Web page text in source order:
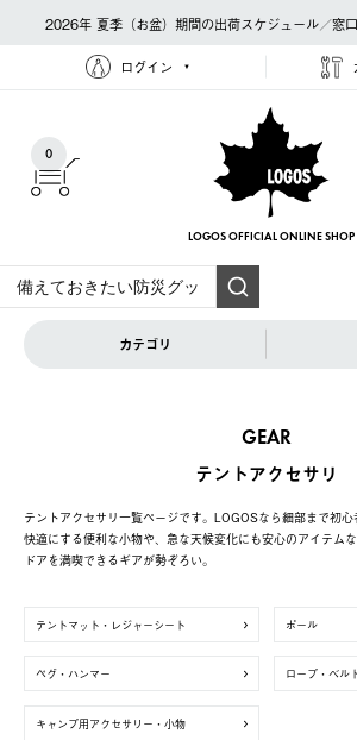
2026年 夏季（お盆）期間の出荷スケジュール／窓
ログイン
0
LOGOS OFFICIAL ONLINE SHOP
カテゴリ
GEAR
テントアクセサリ
テントアクセサリ一覧ページです。LOGOSなら細部まで初
快適にする便利な小物や、急な天候変化にも安心のアイテム
ドアを満喫できるギアが勢ぞろい。
テントマット・レジャーシート ポール
ペグ・ハンマー ロープ・ベル
キャンプ用アクセサリー・小物